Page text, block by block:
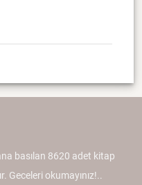
basılan 8620 adet kitap
Geceleri okumayınız!..